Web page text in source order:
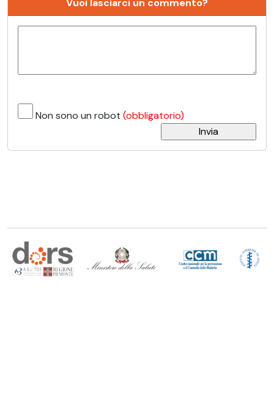
Vuoi lasciarci un commento?
Non sono un robot (obbligatorio)